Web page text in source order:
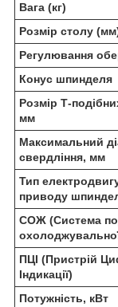
Вага (кг)
Розмір столу
Регулювання
Конус шпинделя
Розмір Т-
мм
Максимальний
свердління, мм
Тип
приводу
СОЖ (Система
ПЦІ (Пристрій
Індикації)
Потужність, кВт